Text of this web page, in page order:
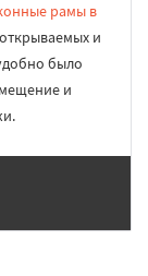
рамы в
и
было
и